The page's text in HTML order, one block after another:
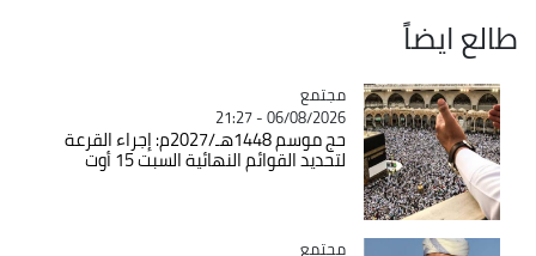
طالع ايضاً
Catégorie
مجتمع
06/08/2026 - 21:27
حج موسم 1448هـ/2027م: إجراء القرعة
لتحديد القوائم النهائية السبت 15 أوت
Catégorie
مجتمع